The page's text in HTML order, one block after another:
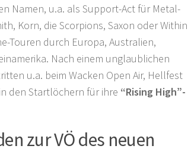
Namen, u.a. als Support-Act für Metal-
Korn, die Scorpions, Saxon oder Within
Touren durch Europa, Australien,
Nach einem unglaublichen
u.a. beim Wacken Open Air, Hellfest
den Startlöchern für ihre “Rising High”-
zur VÖ des neuen